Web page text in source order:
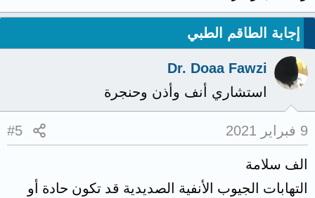
إجابة الطاقم الطبي
Dr. Doaa Fawzi
استشاري أنف وأذن وحنجرة
9 فبراير 2021 #5
الف سلامة
التهابات الجيوب الأنفية الصديدية قد تكون حادة أو